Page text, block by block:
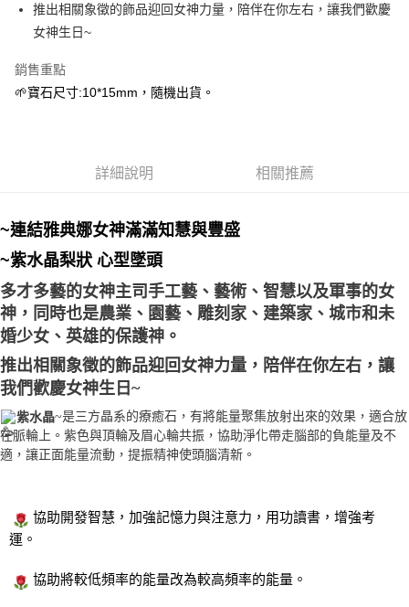
運送方式
全家取貨付款
每筆NT$80，滿NT$3,000(含以上)免運費
賣家宅配幫您送（台灣）
郵局幫你送（離島）
每筆NT$80，滿NT$3,000(含以上)免運費
付款後門市自取
免運費
推出相關象徵的飾品迎回女神力量，陪伴在你左右，讓我們歡慶
女神生日~
銷售重點
🌱寶石尺寸:10*15mm，隨機出貨。
詳細說明 相關推薦
~連結雅典娜女神滿滿知慧與豐盛
~紫水晶梨狀 心型墜頭
多才多藝的女神主司手工藝、藝術、智慧以及軍事的女
神，同時也是農業、園藝、雕刻家、建築家、城市和未
婚少女、英雄的保護神。
推出相關象徵的飾品迎回女神力量，陪伴在你左右，讓
我們歡慶女神生日~
紫水晶~是三方晶系的療癒石，有將能量聚集放射出來的效果，適合放
在脈輪上。紫色與頂輪及眉心輪共振，協助淨化帶走腦部的負能量及不
適，讓正面能量流動，提振精神使頭腦清新。
協助開發智慧，加強記憶力與注意力，用功讀書，增強考
運。
協助將較低頻率的能量改為較高頻率的能量。